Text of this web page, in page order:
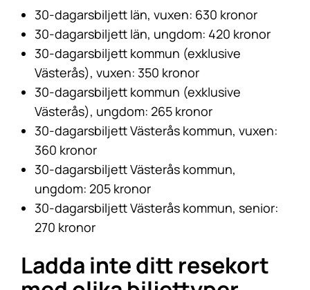
30-dagarsbiljett län, vuxen: 630 kronor
30-dagarsbiljett län, ungdom: 420 kronor
30-dagarsbiljett kommun (exklusive
Västerås), vuxen: 350 kronor
30-dagarsbiljett kommun (exklusive
Västerås), ungdom: 265 kronor
30-dagarsbiljett Västerås kommun, vuxen:
360 kronor
30-dagarsbiljett Västerås kommun,
ungdom: 205 kronor
30-dagarsbiljett Västerås kommun, senior:
270 kronor
Ladda inte ditt resekort